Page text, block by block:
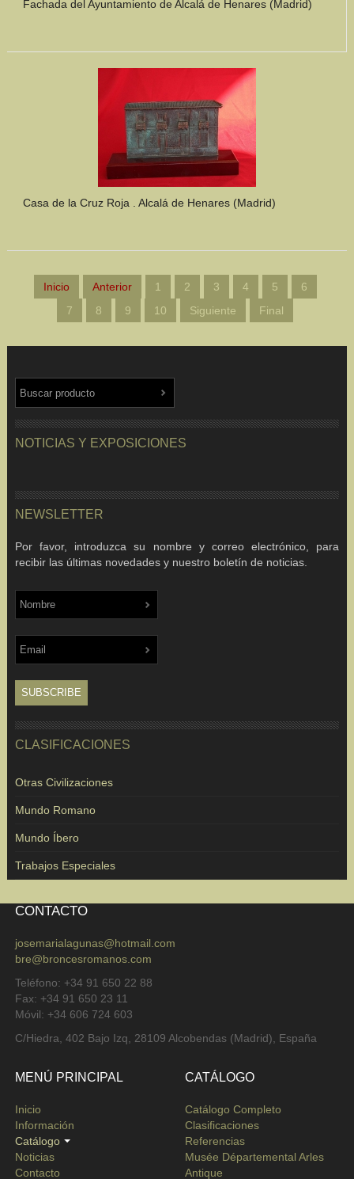
Fachada del Ayuntamiento de Alcalá de Henares (Madrid)
Casa de la Cruz Roja . Alcalá de Henares (Madrid)
Inicio Anterior 1 2 3 4 5
6
7
8 9 10 Siguiente Final
NOTICIAS Y EXPOSICIONES
NEWSLETTER
Por favor, introduzca su nombre y correo electrónico, para
recibir las últimas novedades y nuestro boletín de noticias.
CLASIFICACIONES
Otras Civilizaciones
Mundo Romano
Mundo Íbero
Trabajos Especiales
CONTACTO
josemarialagunas@hotmail.com
bre@broncesromanos.com
Teléfono: +34 91 650 22 88
Fax: +34 91 650 23 11
Móvil: +34 606 724 603
C/Hiedra, 402 Bajo Izq, 28109 Alcobendas (Madrid), España
MENÚ PRINCIPAL
Inicio
Información
Catálogo
Noticias
Contacto
CATÁLOGO
Catálogo Completo
Clasificaciones
Referencias
Musée Départemental Arles
Antique